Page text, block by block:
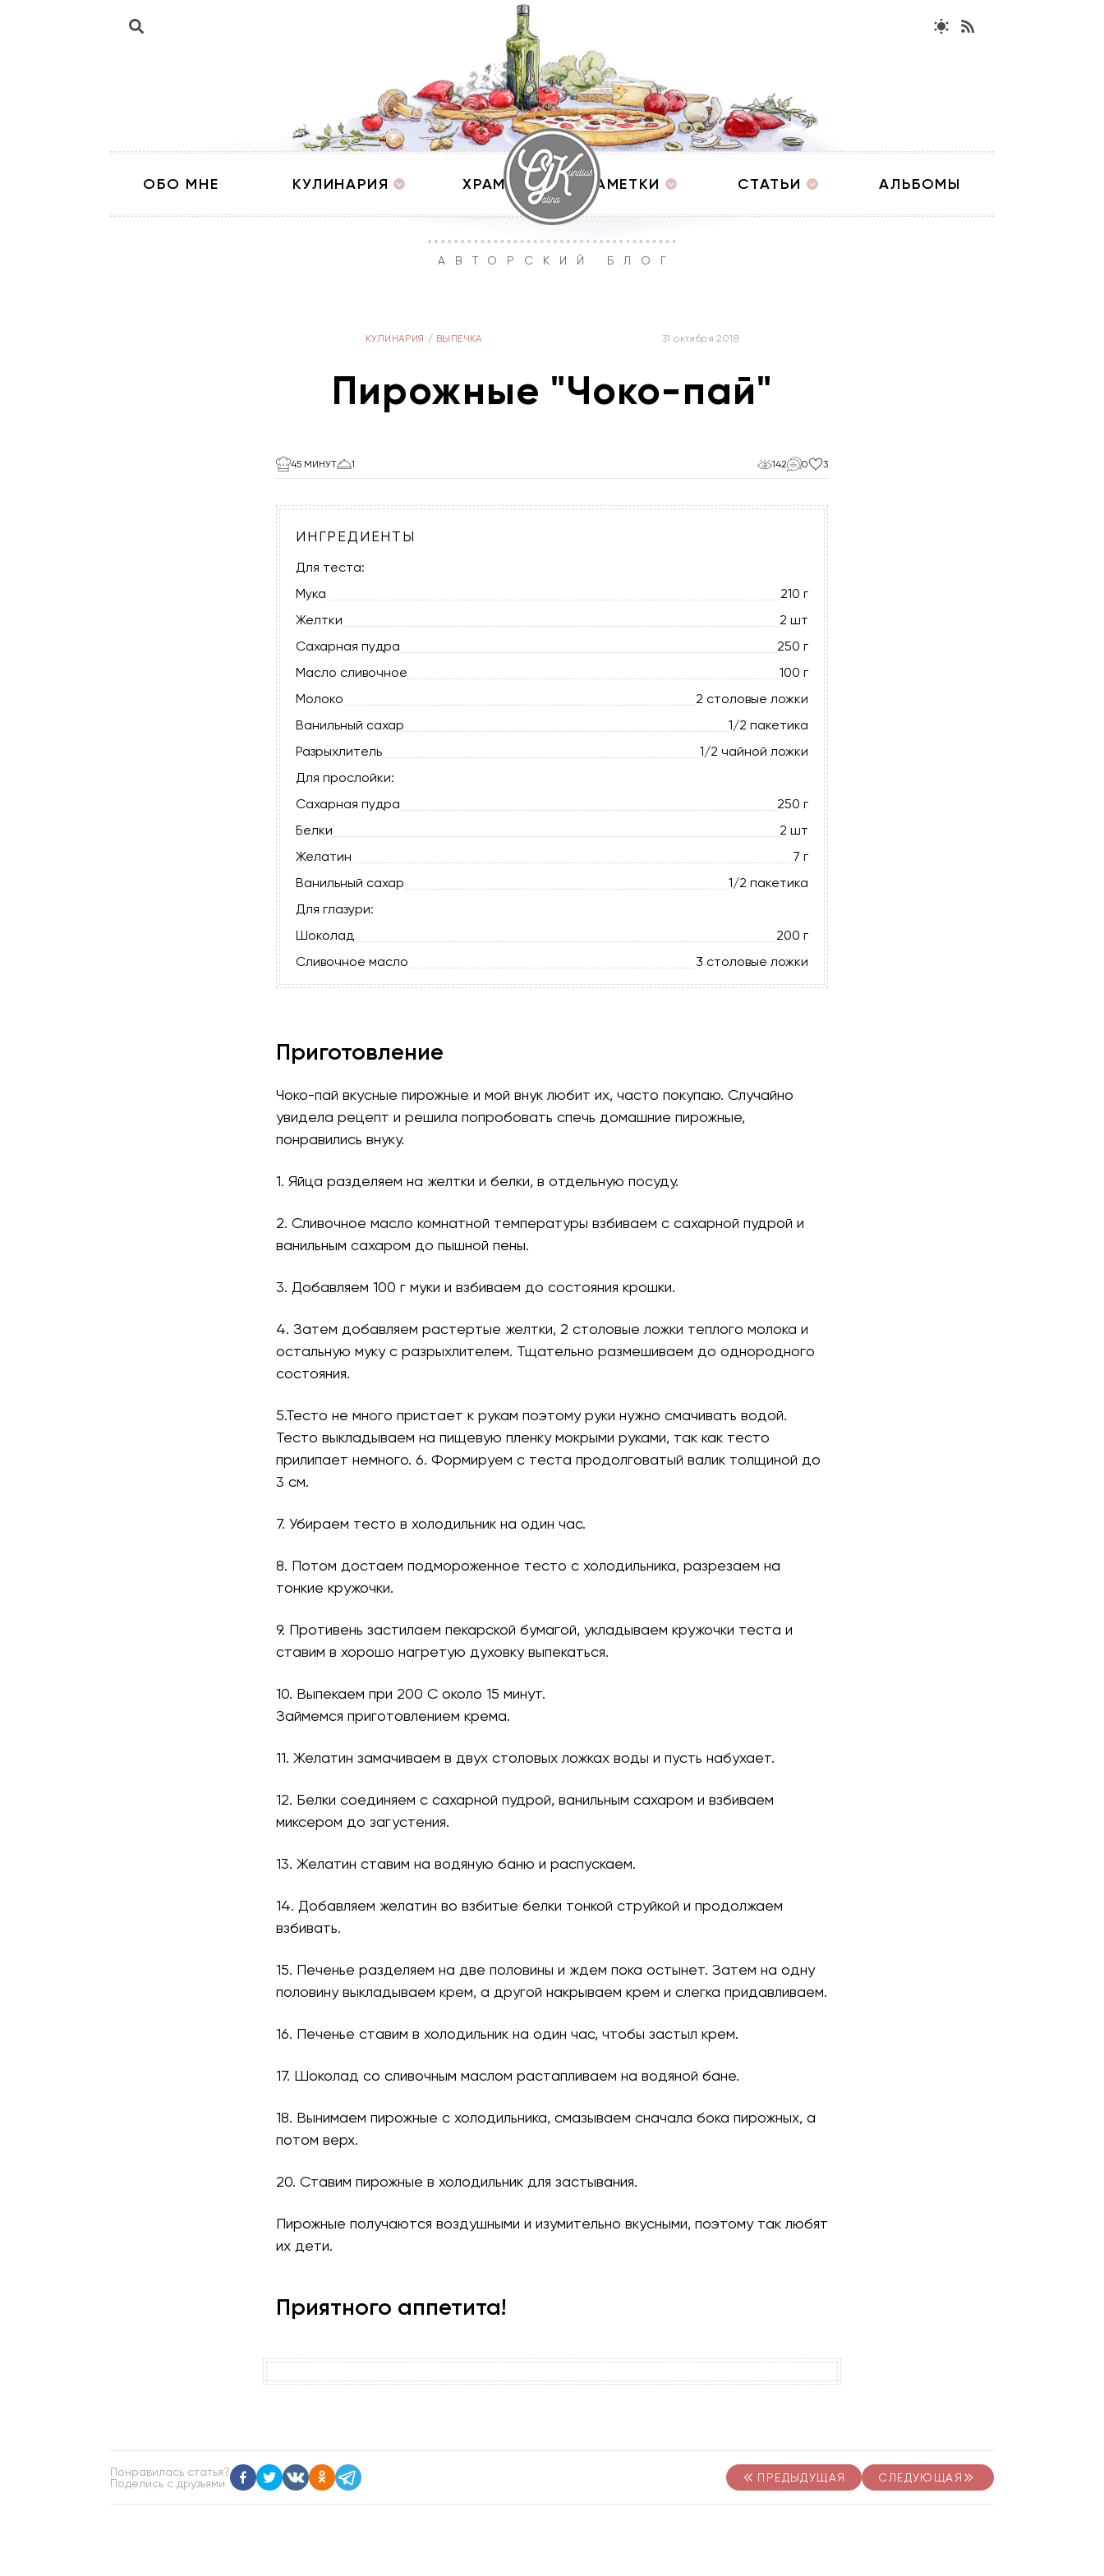
ОБО МНЕ КУЛИНАРИЯ ХРАМЫ ЗАМЕТКИ СТАТЬИ АЛЬБОМЫ
АВТОРСКИЙ БЛОГ
КУЛИНАРИЯ / ВЫПЕЧКА 31 октября 2018
Пирожные "Чоко-пай"
45 МИНУТ 1 142 0 3
ИНГРЕДИЕНТЫ
Для теста:
Мука
210 г
Желтки
2 шт
Сахарная пудра
250 г
Масло сливочное
100 г
Молоко
2 столовые ложки
Ванильный сахар
1/2 пакетика
Разрыхлитель
1/2 чайной ложки
Для прослойки:
Сахарная пудра
250 г
Белки
2 шт
Желатин
7 г
Ванильный сахар
1/2 пакетика
Для глазури:
Шоколад
200 г
Сливочное масло
3 столовые ложки
Приготовление
Чоко-пай вкусные пирожные и мой внук любит их, часто покупаю. Случайно
увидела рецепт и решила попробовать спечь домашние пирожные,
понравились внуку.
1. Яйца разделяем на желтки и белки, в отдельную посуду.
2. Сливочное масло комнатной температуры взбиваем с сахарной пудрой и
ванильным сахаром до пышной пены.
3. Добавляем 100 г муки и взбиваем до состояния крошки.
4. Затем добавляем растертые желтки, 2 столовые ложки теплого молока и
остальную муку с разрыхлителем. Тщательно размешиваем до однородного
состояния.
5.Тесто не много пристает к рукам поэтому руки нужно смачивать водой.
Тесто выкладываем на пищевую пленку мокрыми руками, так как тесто
прилипает немного. 6. Формируем с теста продолговатый валик толщиной до
3 см.
7. Убираем тесто в холодильник на один час.
8. Потом достаем подмороженное тесто с холодильника, разрезаем на
тонкие кружочки.
9. Противень застилаем пекарской бумагой, укладываем кружочки теста и
ставим в хорошо нагретую духовку выпекаться.
10. Выпекаем при 200 С около 15 минут.
Займемся приготовлением крема.
11. Желатин замачиваем в двух столовых ложках воды и пусть набухает.
12. Белки соединяем с сахарной пудрой, ванильным сахаром и взбиваем
миксером до загустения.
13. Желатин ставим на водяную баню и распускаем.
14. Добавляем желатин во взбитые белки тонкой струйкой и продолжаем
взбивать.
15. Печенье разделяем на две половины и ждем пока остынет. Затем на одну
половину выкладываем крем, а другой накрываем крем и слегка придавливаем.
16. Печенье ставим в холодильник на один час, чтобы застыл крем.
17. Шоколад со сливочным маслом растапливаем на водяной бане.
18. Вынимаем пирожные с холодильника, смазываем сначала бока пирожных, а
потом верх.
20. Ставим пирожные в холодильник для застывания.
Пирожные получаются воздушными и изумительно вкусными, поэтому так любят
их дети.
Приятного аппетита!
Понравилась статья?
Поделись с друзьями
ПРЕДЫДУЩАЯ СЛЕДУЮЩАЯ